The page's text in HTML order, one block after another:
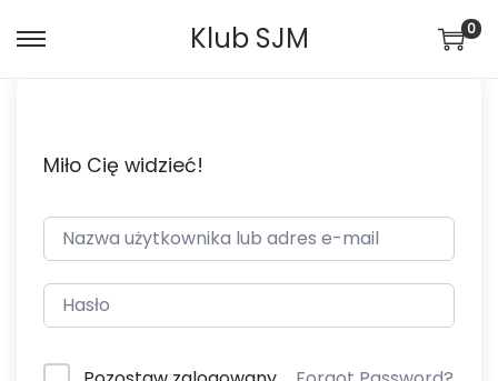
Klub SJM 0
Miło Cię widzieć!